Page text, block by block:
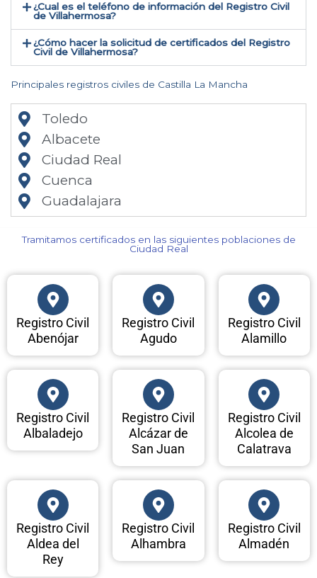
¿Cual es el teléfono de información del Registro Civil
de Villahermosa​?
¿Cómo hacer la solicitud de certificados del Registro
Civil de Villahermosa​?
Principales registros civiles de Castilla La Mancha
Toledo
Albacete
Ciudad Real
Cuenca
Guadalajara
Tramitamos certificados en las siguientes poblaciones de
Ciudad Real​
Registro Civil
Abenójar
Registro Civil
Agudo
Registro Civil
Alamillo
Registro Civil
Albaladejo
Registro Civil
Alcázar de
San Juan
Registro Civil
Alcolea de
Calatrava
Registro Civil
Aldea del
Rey
Registro Civil
Alhambra
Registro Civil
Almadén